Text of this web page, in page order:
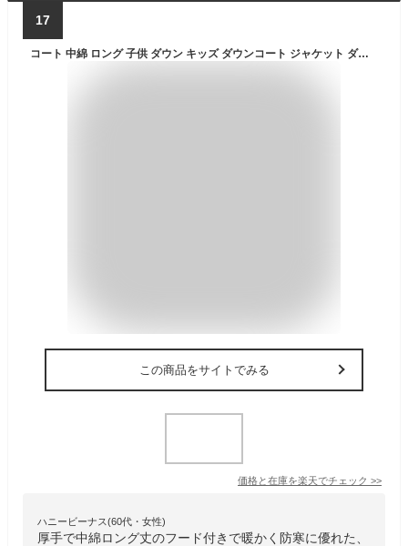
17
コート 中綿 ロング 子供 ダウン キッズ ダウンコート ジャケット ダウンジャケット 女の子 男の子 アウター コート フード付き 子供服 オーバー ジャケット 厚手 ロング丈 防寒 冬 100cm 110cm 120cm 130cm 140cm 150cm 送料無料
この商品をサイトでみる
価格と在庫を楽天でチェック >>
ハニービーナス(60代・女性)
厚手で中綿ロング丈のフード付きで暖かく防寒に優れた、